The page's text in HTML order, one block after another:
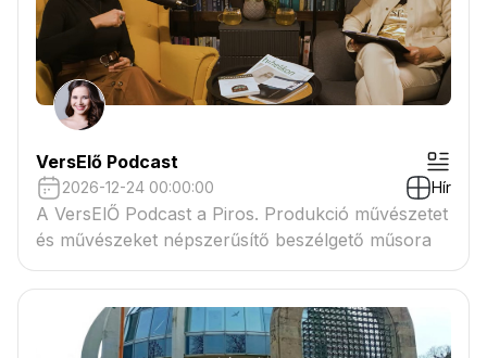
VersElő Podcast
2026-12-24 00:00:00 Hír
A VersElŐ Podcast a Piros. Produkció művészetet
és művészeket népszerűsítő beszélgető műsora